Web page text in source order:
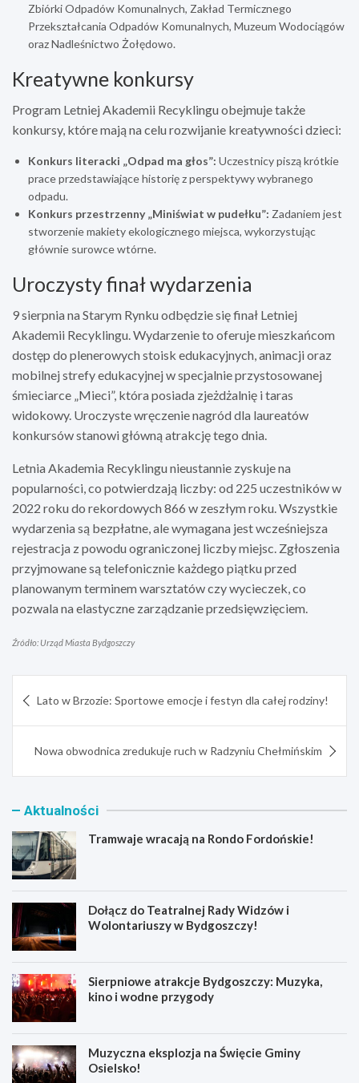
Zbiórki Odpadów Komunalnych, Zakład Termicznego
Przekształcania Odpadów Komunalnych, Muzeum Wodociągów
oraz Nadleśnictwo Żołędowo.
Kreatywne konkursy
Program Letniej Akademii Recyklingu obejmuje także
konkursy, które mają na celu rozwijanie kreatywności dzieci:
Konkurs literacki „Odpad ma głos”: Uczestnicy piszą krótkie
prace przedstawiające historię z perspektywy wybranego
odpadu.
Konkurs przestrzenny „Miniświat w pudełku”: Zadaniem jest
stworzenie makiety ekologicznego miejsca, wykorzystując
głównie surowce wtórne.
Uroczysty finał wydarzenia
9 sierpnia na Starym Rynku odbędzie się finał Letniej
Akademii Recyklingu. Wydarzenie to oferuje mieszkańcom
dostęp do plenerowych stoisk edukacyjnych, animacji oraz
mobilnej strefy edukacyjnej w specjalnie przystosowanej
śmieciarce „Mieci”, która posiada zjeżdżalnię i taras
widokowy. Uroczyste wręczenie nagród dla laureatów
konkursów stanowi główną atrakcję tego dnia.
Letnia Akademia Recyklingu nieustannie zyskuje na
popularności, co potwierdzają liczby: od 225 uczestników w
2022 roku do rekordowych 866 w zeszłym roku. Wszystkie
wydarzenia są bezpłatne, ale wymagana jest wcześniejsza
rejestracja z powodu ograniczonej liczby miejsc. Zgłoszenia
przyjmowane są telefonicznie każdego piątku przed
planowanym terminem warsztatów czy wycieczek, co
pozwala na elastyczne zarządzanie przedsięwzięciem.
Źródło: Urząd Miasta Bydgoszczy
wpisu
Lato w Brzozie: Sportowe emocje i festyn dla całej rodziny!
Nowa obwodnica zredukuje ruch w Radzyniu Chełmińskim
Aktualności
Tramwaje wracają na Rondo Fordońskie!
Dołącz do Teatralnej Rady Widzów i
Wolontariuszy w Bydgoszczy!
Sierpniowe atrakcje Bydgoszczy: Muzyka,
kino i wodne przygody
Muzyczna eksplozja na Święcie Gminy
Osielsko!